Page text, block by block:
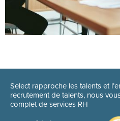
Select rapproche les talents et
recrutement de talents, nous
complet de services RH